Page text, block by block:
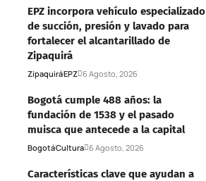
EPZ incorpora vehículo especializado
de succión, presión y lavado para
fortalecer el alcantarillado de
Zipaquirá
ZipaquiráEPZ 6 Agosto, 2026
Bogotá cumple 488 años: la
fundación de 1538 y el pasado
muisca que antecede a la capital
BogotáCultura 6 Agosto, 2026
Características clave que ayudan a